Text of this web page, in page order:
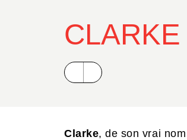
CLARKE
Clarke, de son vrai